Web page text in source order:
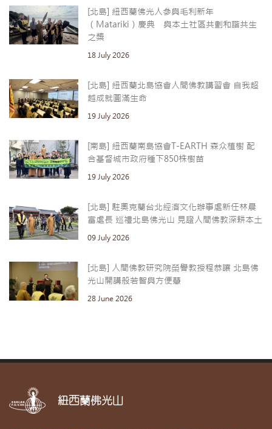
[北島] 紐西蘭佛光人參與毛利新年
（Matariki）慶典 與本土社區共劃和諧共生
之槳
18 July 2026
[北島] 紐西蘭北島協會人間佛教講習會 自我超
越成就圓滿生命
19 July 2026
[南島] 紐西蘭南島協會T-EARTH 森众植樹 配
合基督城市政府種下850株樹苗
19 July 2026
[北島] 駐奧克蘭台北經濟文化辦事處新任林晨
富處長 巡禮北島佛光山 見證人間佛教深耕本土
09 July 2026
[北島] 人間佛教研究院榮譽教授程恭讓 北島佛
光山開講般若智與方便慧
28 June 2026
紐西蘭佛光山